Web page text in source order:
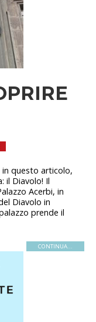
in questo articolo,
il Diavolo! Il
Acerbi, in
Diavolo in
prende il
CONTINUA...